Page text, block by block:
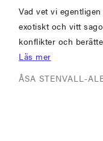
Vad vet vi
exotiskt och vitt
konflikter och
Läs mer
ÅSA STENVALL-